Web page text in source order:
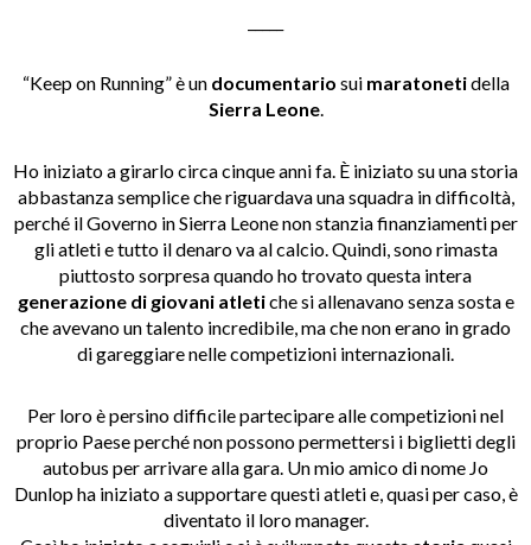
“Keep on Running” è un documentario sui maratonetidella
Sierra Leone.
Ho iniziato a girarlo circa cinque anni fa. È iniziato su una storia
abbastanza semplice che riguardava una squadra in difficoltà,
perché il Governo in Sierra Leone non stanzia finanziamenti per
gli atleti e tutto il denaro va al calcio. Quindi, sono rimasta
piuttosto sorpresa quando ho trovato questa intera
generazione di giovani atletiche si allenavano senza sosta e
che avevano un talento incredibile, ma che non erano in grado
di gareggiare nelle competizioni internazionali.
Per loro è persino difficile partecipare alle competizioni nel
proprio Paese perché non possono permettersi i biglietti degli
autobus per arrivare alla gara. Un mio amico di nome Jo
Dunlop ha iniziato a supportare questi atleti e, quasi per caso, è
diventato il loro manager.